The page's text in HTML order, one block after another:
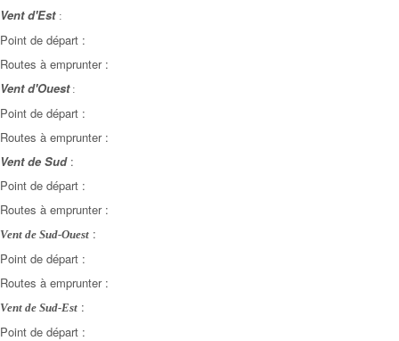
Vent d'Est :
Point de départ :
Routes à emprunter :
Vent d'Ouest:
Point de départ :
Routes à emprunter :
Vent de Sud:
Point de départ :
Routes à emprunter :
Vent de Sud-Ouest :
Point de départ :
Routes à emprunter :
Vent de Sud-Est :
Point de départ :